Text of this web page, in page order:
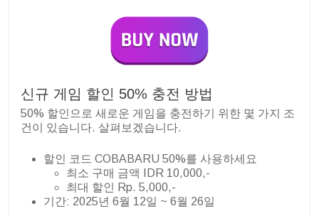
신규 게임 할인 50% 충전 방법
50% 할인으로 새로운 게임을 충전하기 위한 몇 가지 조
건이 있습니다. 살펴보겠습니다.
할인 코드 COBABARU 50%를 사용하세요
최소 구매 금액 IDR 10,000,-
최대 할인 Rp. 5,000,-
기간: 2025년 6월 12일 ~ 6월 26일